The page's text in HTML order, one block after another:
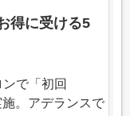
得に受ける5
ンで「初回
。アデランスで